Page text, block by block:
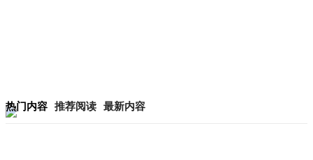
热门内容 推荐阅读 最新内容